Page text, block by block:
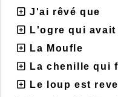
J'ai rêvé que
L'ogre qui
La Moufle
La chenille qui
Le loup est